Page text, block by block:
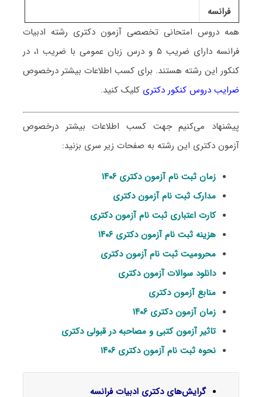
فرانسه
همه دروس امتحانی تخصصی آزمون دکتری رشته ادبیات
فرانسه
دارای ضریب ۵ و درس زبان عمومی با ضریب ۱، در
کنکور این رشته هستند. برای کسب اطلاعات بیشتر درخصوص
ضرایب دروس کنکور دکتری کلیک کنید.
پیشنهاد می‌کنیم جهت کسب اطلاعات بیشتر درخصوص
آزمون دکتری این رشته به صفحات زیر سری بزنید:
زمان ثبت نام آزمون دکتری ۱۴۰۶
مدارک ثبت نام آزمون دکتری
کارت اعتباری ثبت نام آزمون دکتری
هزینه ثبت نام آزمون دکتری ۱۴۰۶
محرومیت ثبت نام آزمون دکتری
دانلود سوالات آزمون دکتری
منابع آزمون دکتری
زمان آزمون دکتری ۱۴۰۶
تاثیر آزمون کتبی و مصاحبه در قبولی دکتری
نحوه ثبت نام آزمون دکتری ۱۴۰۶
گرایش‌های دکتری ادبیات فرانسه